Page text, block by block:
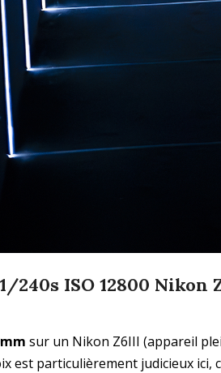
240s ISO 12800 Nikon
sur un Nikon Z6III (appareil
est particulièrement judicieux ici,